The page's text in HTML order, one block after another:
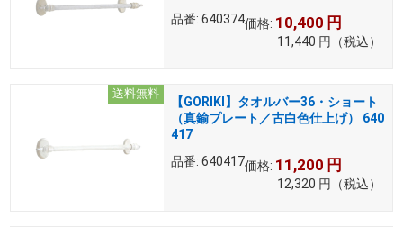
品番: 640374価格: 10,400 円
11,440 円 （税込）
送料無料
【GORIKI】タオルバー36・ショート
（真鍮プレート／古白色仕上げ） 640
417
品番: 640417価格: 11,200 円
12,320 円 （税込）